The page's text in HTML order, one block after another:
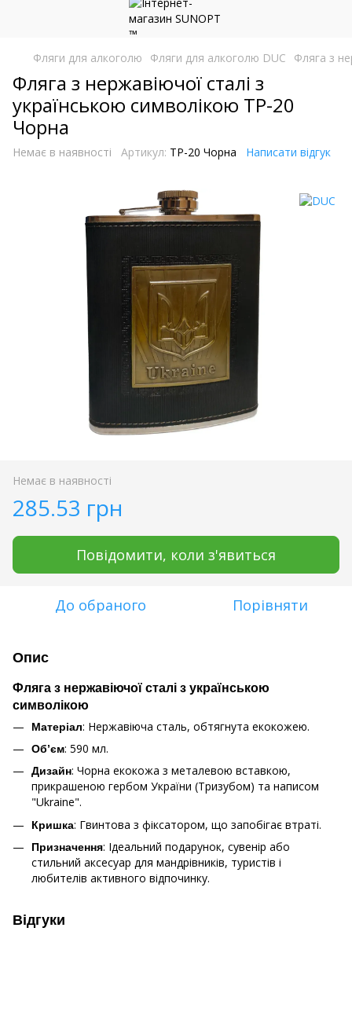
Фляги для алкоголю Фляги для алкоголю DUC Фляга з
Фляга з нержавіючої сталі з
українською символікою TP-20
Чорна
Немає в наявності Артикул: TP-20 Чорна Написати відгук
Немає в наявності
285.53 грн
Повідомити, коли з'явиться
До обраного Порівняти
Опис
Фляга з нержавіючої сталі з українською
символікою
Матеріал: Нержавіюча сталь, обтягнута екокожею.
Об’єм: 590 мл.
Дизайн: Чорна екокожа з металевою вставкою,
прикрашеною гербом України (Тризубом) та написом
"Ukraine".
Кришка: Гвинтова з фіксатором, що запобігає втраті.
Призначення: Ідеальний подарунок, сувенір або
стильний аксесуар для мандрівників, туристів і
любителів активного відпочинку.
Відгуки